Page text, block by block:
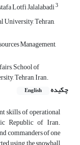
Lotfi Jalalabadi3
University, Tehran,
Management,
School of
Tehran, Iran.
چکیده
English
skills of operational
Republic of Iran.
commanders of one